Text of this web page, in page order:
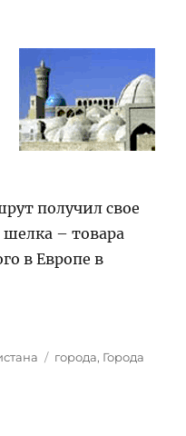
получил свое
шелка – товара
в Европе в
Tags
города, Города